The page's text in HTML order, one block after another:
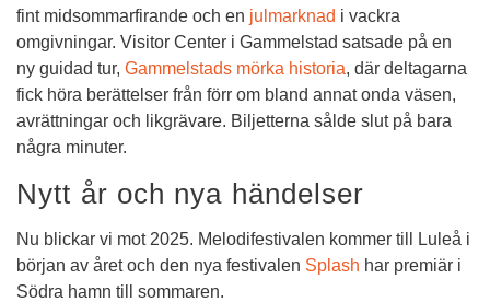
fint midsommarfirande och en julmarknad i vackra
omgivningar. Visitor Center i Gammelstad satsade på en
ny guidad tur, Gammelstads mörka historia, där deltagarna
fick höra berättelser från förr om bland annat onda väsen,
avrättningar och likgrävare. Biljetterna sålde slut på bara
några minuter.
Nytt år och nya händelser
Nu blickar vi mot 2025. Melodifestivalen kommer till Luleå i
början av året och den nya festivalen Splash har premiär i
Södra hamn till sommaren.